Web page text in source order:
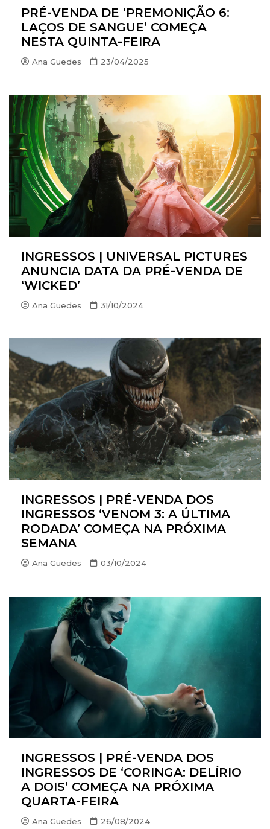
PRÉ-VENDA DE ‘PREMONIÇÃO 6:
LAÇOS DE SANGUE’ COMEÇA
NESTA QUINTA-FEIRA
Ana Guedes 23/04/2025
INGRESSOS | UNIVERSAL PICTURES
ANUNCIA DATA DA PRÉ-VENDA DE
‘WICKED’
Ana Guedes 31/10/2024
INGRESSOS | PRÉ-VENDA DOS
INGRESSOS ‘VENOM 3: A ÚLTIMA
RODADA’ COMEÇA NA PRÓXIMA
SEMANA
Ana Guedes 03/10/2024
INGRESSOS | PRÉ-VENDA DOS
INGRESSOS DE ‘CORINGA: DELÍRIO
A DOIS’ COMEÇA NA PRÓXIMA
QUARTA-FEIRA
Ana Guedes 26/08/2024